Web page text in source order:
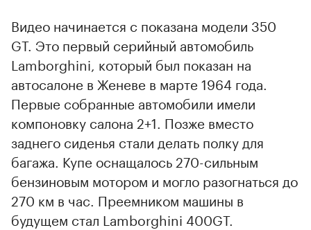
Видео начинается с показана модели 350
GT. Это первый серийный автомобиль
Lamborghini, который был показан на
автосалоне в Женеве в марте 1964 года.
Первые собранные автомобили имели
компоновку салона 2+1. Позже вместо
заднего сиденья стали делать полку для
багажа. Купе оснащалось 270-сильным
бензиновым мотором и могло разогнаться до
270 км в час. Преемником машины в
будущем стал Lamborghini 400GT.